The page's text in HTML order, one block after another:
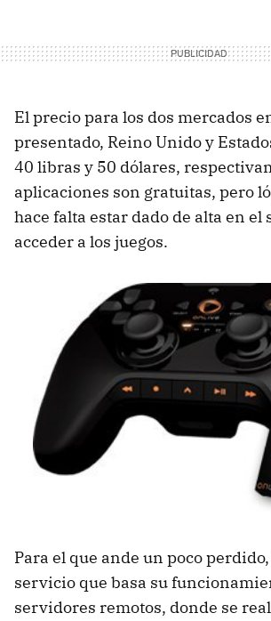
El precio para los dos mercados
presentado, Reino Unido y
40 libras y 50 dólares,
aplicaciones son gratuitas, pero
hace falta estar dado de alta en el
acceder a los juegos.
Para el que ande un poco perdido,
servicio que basa su
servidores remotos, donde se